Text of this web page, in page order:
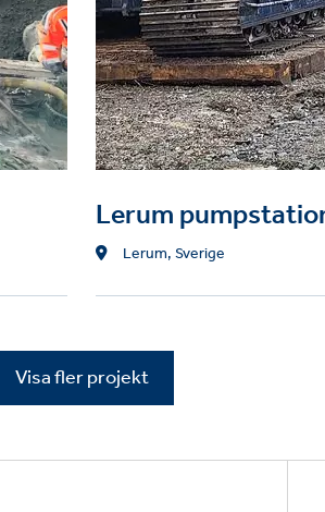
Lerum
Location
Lerum, Sverige
Visa fler projekt